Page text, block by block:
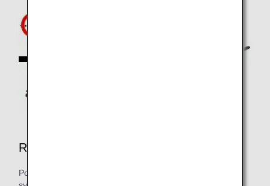
Réservations de sièges
Pour les vols au départ d'un aéroport utilisant l'ancien